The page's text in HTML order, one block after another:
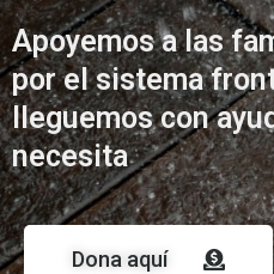
Apoyemos a las
por el sistema
lleguemos con
necesita
Dona aquí